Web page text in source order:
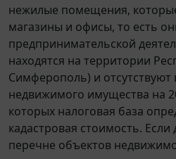
нежилые помещения,
магазины и офисы, то есть
предпринимательской
находятся на территории
Симферополь) и
недвижимого имущества на
которых налоговая база
кадастровая стоимость.
перечне объектов